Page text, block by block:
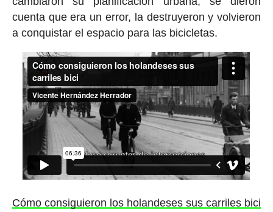
cuenta que era un error, la destruyeron y volvieron
a conquistar el espacio para las bicicletas.
Cómo consiguieron los holandeses sus carriles bici